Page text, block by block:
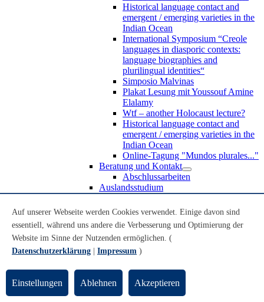
Historical language contact and
emergent / emerging varieties in the
Indian Ocean
International Symposium “Creole
languages in diasporic contexts:
language biographies and
plurilingual identities“
Simposio Malvinas
Plakat Lesung mit Youssouf Amine
Elalamy
Wtf – another Holocaust lecture?
Historical language contact and
emergent / emerging varieties in the
Indian Ocean
Online-Tagung "Mundos plurales..."
Beratung und Kontakt
Abschlussarbeiten
Auslandsstudium
WoC Lab
Spanische Black Diaspora
Promotionen
Habilitationen
Nachwuchsförderung
Forschungszentren
Studienkommission
TnL
Auf unserer Webseite werden Cookies verwendet. Einige davon sind
essentiell, während uns andere die Verbesserung und Optimierung der
Website im Sinne der Nutzenden ermöglichen. (
Datenschutzerklärung
Impressum )
Einstellungen Ablehnen Akzeptieren